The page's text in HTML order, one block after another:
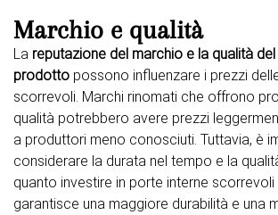
Marchio e qualità
La reputazione del marchio e la qualità del
prodotto possono influenzare i prezzi
scorrevoli. Marchi rinomati che offrono
qualità potrebbero avere prezzi
a produttori meno conosciuti. Tuttavia, è
considerare la durata nel tempo e la
quanto investire in porte interne scorrevoli
garantisce una maggiore durabilità e una